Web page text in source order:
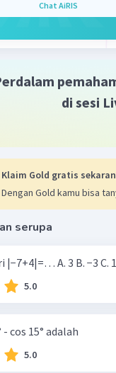
Beri Rating·0.0(0)
Chat AiRIS
di sesi
Klaim Gold gratis
Dengan Gold kamu bisa
serupa
Nilai dari |−7+4|=… A. 3
5.0
- cos 15° adalah
5.0